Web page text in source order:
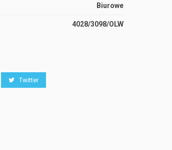
Biurowe
4028/3098/OLW
Twitter